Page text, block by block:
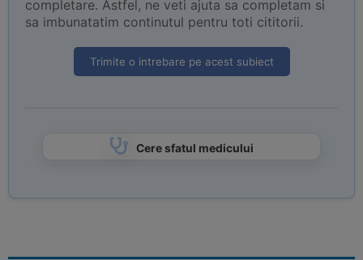
completare. Astfel, ne veti ajuta sa completam si
sa imbunatatim continutul pentru toti cititorii.
Trimite o intrebare pe acest subiect
Cere sfatul medicului